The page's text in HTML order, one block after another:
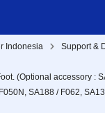
Indonesia
Support &
(Optional accessory :
SA188 / F062,